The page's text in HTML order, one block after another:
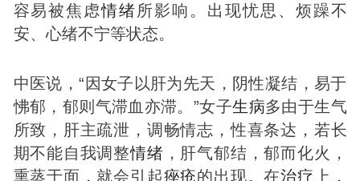
容易被焦虑情绪所影响。出现忧思、烦躁不
安、心绪不宁等状态。
中医说，“因女子以肝为先天，阴性凝结，易于
怫郁，郁则气滞血亦滞。”女子生病多由于生气
所致，肝主疏泄，调畅情志，性喜条达，若长
期不能自我调整情绪 ，肝气郁结，郁而化火，
熏蒸于面，就会引起痤疮的出现。在治疗 上，